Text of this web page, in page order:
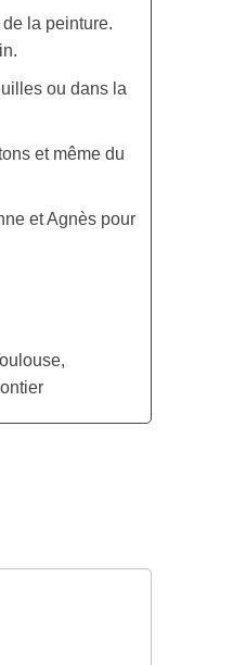
la peinture.
ou dans la
et même du
et Agnès pour